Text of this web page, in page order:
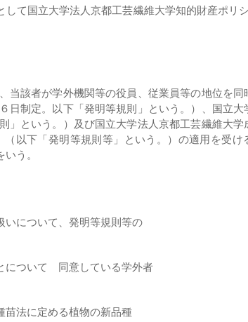
て国立大学法人京都工芸繊維大学知的財産ポリ
該者が学外機関等の役員、従業員等の地位を同
制定。以下「発明等規則」という。）、国立大
という。）及び国立大学法人京都工芸繊維大学
以下「発明等規則等」という。）の適用を受け
う。
について、発明等規則等の
について 同意している学外者
法に定める植物の新品種